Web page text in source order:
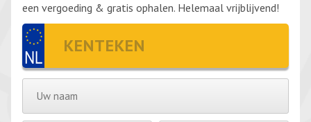
een vergoeding & gratis ophalen. Helemaal vrijblijvend!